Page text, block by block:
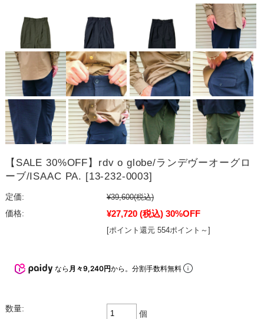
【SALE 30%OFF】rdv o globe/ランデヴーオーグロ
ーブ/ISAAC PA. [13-232-0003]
定価: ¥39,600(税込)
価格:
¥27,720 (税込) 30%OFF
[ポイント還元 554ポイント～]
なら 月々9,240円から。分割手数料無料
数量:
個